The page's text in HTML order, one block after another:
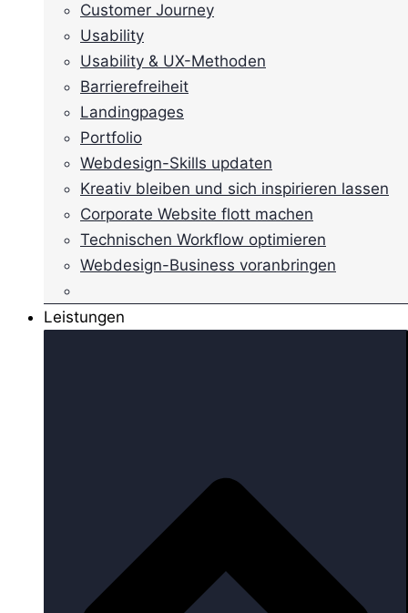
Customer Journey
Usability
Usability & UX-Methoden
Barrierefreiheit
Landingpages
Portfolio
Webdesign-Skills updaten
Kreativ bleiben und sich inspirieren lassen
Corporate Website flott machen
Technischen Workflow optimieren
Webdesign-Business voranbringen
Leistungen